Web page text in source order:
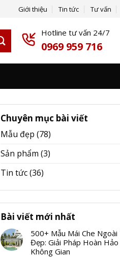
Giới thiệu Tin tức Tư vấn
Hotline tư vấn 24/7
0969 959 716
Chuyên mục bài viết
Mẫu đẹp (78)
Sản phẩm (3)
Tin tức(36)
Bài viết mới nhất
500+ Mẫu Mái Che Ngoài
Đẹp: Giải Pháp Hoàn Hảo
Không Gian